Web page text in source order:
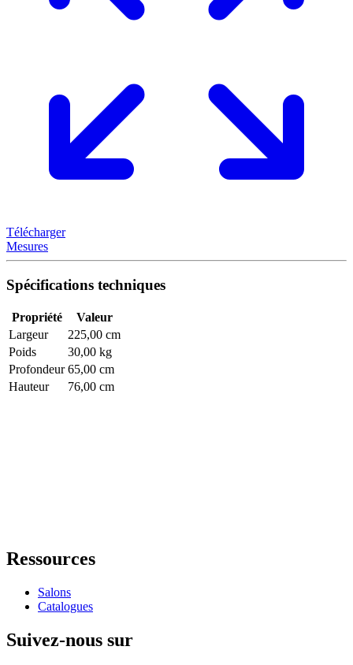
Télécharger
Mesures
Spécifications techniques
Propriété
Valeur
Largeur
225,00 cm
Poids
30,00 kg
Profondeur 65,00 cm
Hauteur
76,00 cm
Ressources
Salons
Catalogues
Suivez-nous sur